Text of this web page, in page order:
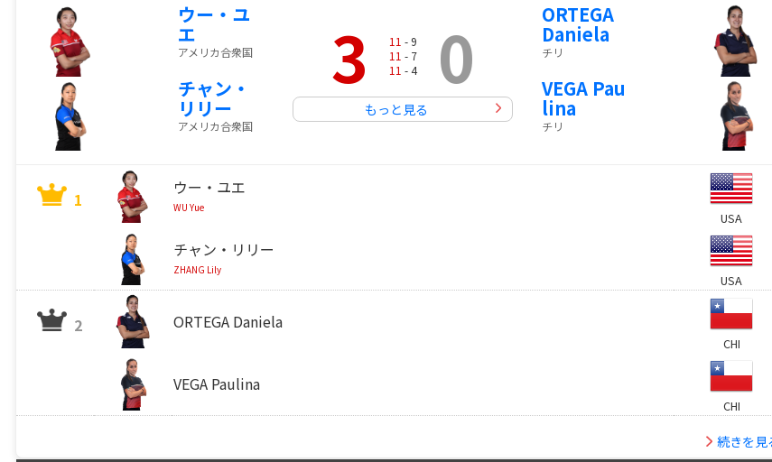
ウー・ユ
エ
アメリカ合衆国
チャン・
リリー
アメリカ合衆国
3 11 - 9
11 - 7
11 - 4 0
もっと見る
ORTEGA
Daniela
チリ
VEGA Pau
lina
チリ
1
ウー・ユエ
WU Yue
USA
チャン・リリー
ZHANG Lily
USA
2 ORTEGA Daniela
CHI
VEGA Paulina
CHI
続きを見